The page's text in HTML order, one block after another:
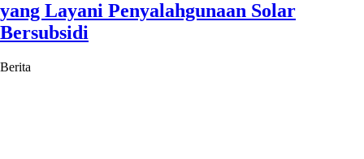
yang Layani Penyalahgunaan Solar
Bersubsidi
Berita